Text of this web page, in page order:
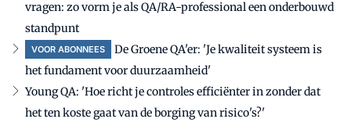
vragen: zo vorm je als QA/RA-professional een onderbouwd
standpunt
VOOR ABONNEES
De Groene QA'er: 'Je kwaliteit systeem is
het fundament voor duurzaamheid'
Young QA: 'Hoe richt je controles efficiënter in zonder dat
het ten koste gaat van de borging van risico's?'